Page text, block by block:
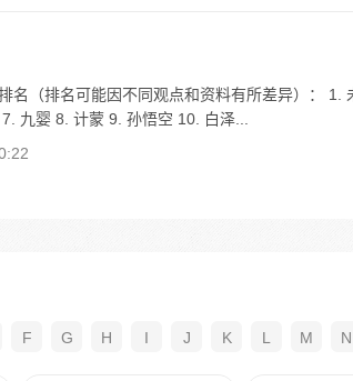
名（排名可能因不同观点和资料有所差异）： 1.
九婴 8. 计蒙 9. 孙悟空 10. 白泽...
F G H I J K L M N